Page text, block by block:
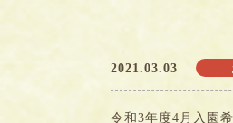
2021.03.03
令和3年度4月入園